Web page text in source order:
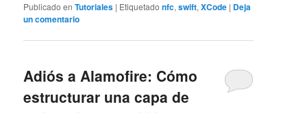
Publicado en Tutoriales | Etiquetado nfc,swift,XCode | Deja
un comentario
Adiós a Alamofire: Cómo
estructurar una capa de